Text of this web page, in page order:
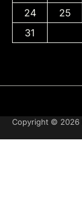
24
25
31
Copyright © 2026